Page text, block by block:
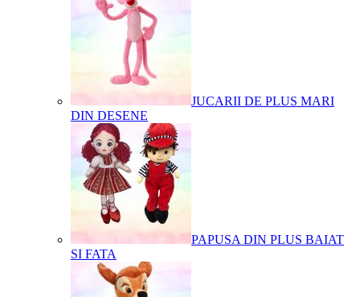
JUCARII DE PLUS MARI
DIN DESENE
PAPUSA DIN PLUS BAIAT
SI FATA